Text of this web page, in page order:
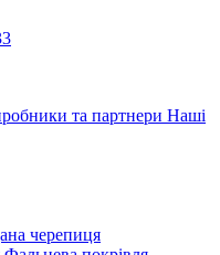
та партнери Наші
черепиця